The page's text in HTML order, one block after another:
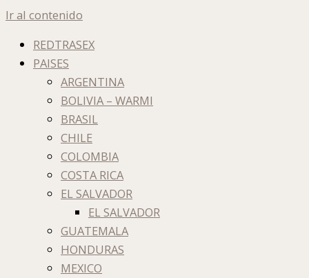
Ir al contenido
REDTRASEX
PAISES
ARGENTINA
BOLIVIA – WARMI
BRASIL
CHILE
COLOMBIA
COSTA RICA
EL SALVADOR
EL SALVADOR
GUATEMALA
HONDURAS
MEXICO